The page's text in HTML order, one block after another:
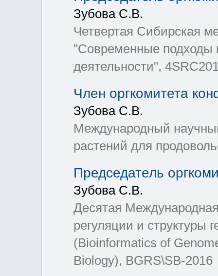
Зубова С.В.
Четвертая Сибирская
"Современные подходы
деятельности",
Член оргкомитета
Зубова С.В.
Международный
растений для
Председатель
Зубова С.В.
Десятая
регуляции и структуры
(Bioinformatics of
Biology), BGRS\SB-2016